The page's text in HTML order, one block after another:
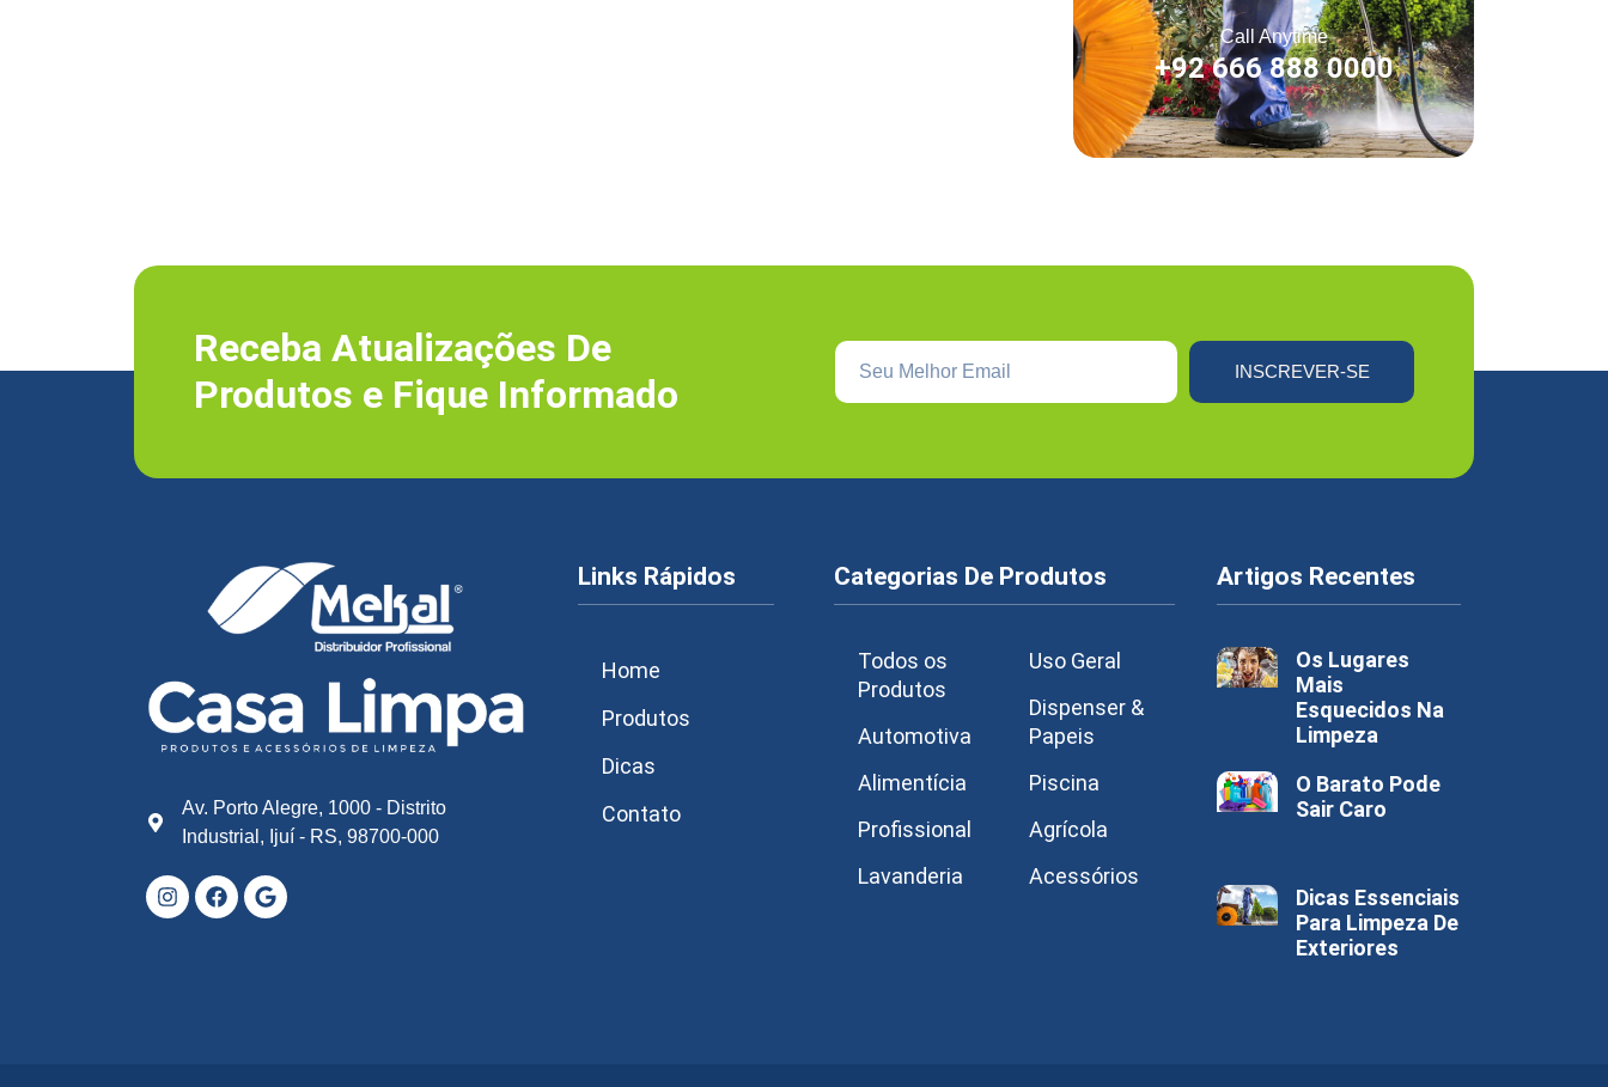
Call Anytime
+92 666 888 0000
Receba Atualizações De
Produtos e Fique Informado
INSCREVER-SE
Av. Porto Alegre, 1000 - Distrito
Industrial, Ijuí - RS, 98700-000
Links Rápidos
Home
Produtos
Dicas
Contato
Categorias De Produtos
Todos os
Produtos
Automotiva
Alimentícia
Profissional
Lavanderia
Uso Geral
Dispenser &
Papeis
Piscina
Agrícola
Acessórios
Artigos Recentes
Os Lugares
Mais
Esquecidos Na
Limpeza
O Barato Pode
Sair Caro
Dicas Essenciais
Para Limpeza De
Exteriores